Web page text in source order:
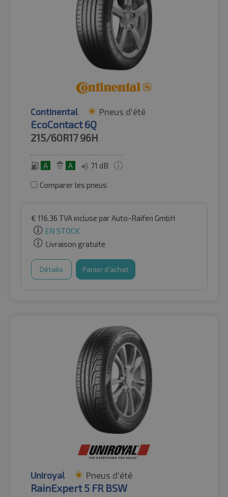
Continental Pneus d'été
EcoContact 6Q
215/60R17 96H
A A 71 dB
Comparer les pneus
€ 116.36 TVA incluse par Auto-Raifen GmbH
EN STOCK
Livraison gratuite
Détails Panier d'achat
Uniroyal Pneus d'été
RainExpert 5 FR BSW